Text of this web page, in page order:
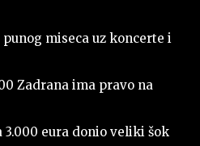
punog miseca uz koncerte i
Zadrana ima pravo na
3.000 eura donio veliki šok